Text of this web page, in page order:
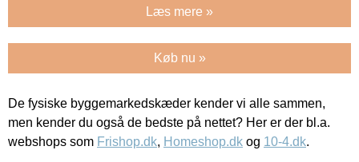
Læs mere »
Køb nu »
De fysiske byggemarkedskæder kender vi alle sammen,
men kender du også de bedste på nettet? Her er der bl.a.
webshops som Frishop.dk, Homeshop.dk og 10-4.dk.